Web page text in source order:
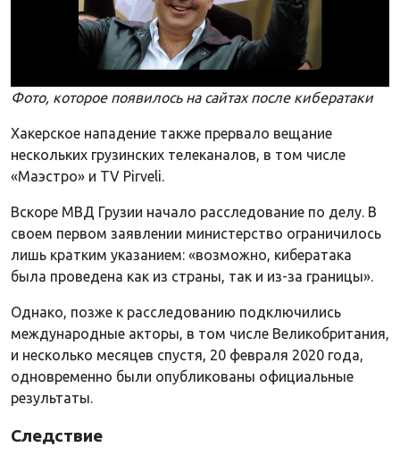
Фото, которое появилось на сайтах после кибератаки
Хакерское нападение также прервало вещание
нескольких грузинских телеканалов, в том числе
«Маэстро» и TV Pirveli.
Вскоре МВД Грузии начало расследование по делу. В
своем первом заявлении министерство ограничилось
лишь кратким указанием: «возможно, кибератака
была проведена как из страны, так и из-за границы».
Однако, позже к расследованию подключились
международные акторы, в том числе Великобритания,
и несколько месяцев спустя, 20 февраля 2020 года,
одновременно были опубликованы официальные
результаты.
Следствие